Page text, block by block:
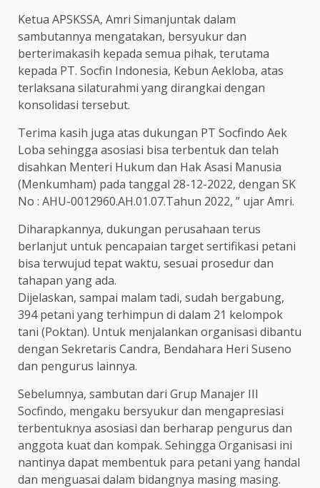
Ketua APSKSSA, Amri Simanjuntak dalam
sambutannya mengatakan, bersyukur dan
berterimakasih kepada semua pihak, terutama
kepada PT. Socfin Indonesia, Kebun Aekloba, atas
terlaksana silaturahmi yang dirangkai dengan
konsolidasi tersebut.
Terima kasih juga atas dukungan PT Socfindo Aek
Loba sehingga asosiasi bisa terbentuk dan telah
disahkan Menteri Hukum dan Hak Asasi Manusia
(Menkumham) pada tanggal 28-12-2022, dengan SK
No : AHU-0012960.AH.01.07.Tahun 2022, ” ujar Amri.
Diharapkannya, dukungan perusahaan terus
berlanjut untuk pencapaian target sertifikasi petani
bisa terwujud tepat waktu, sesuai prosedur dan
tahapan yang ada.
Dijelaskan, sampai malam tadi, sudah bergabung,
394 petani yang terhimpun di dalam 21 kelompok
tani (Poktan). Untuk menjalankan organisasi dibantu
dengan Sekretaris Candra, Bendahara Heri Suseno
dan pengurus lainnya.
Sebelumnya, sambutan dari Grup Manajer III
Socfindo, mengaku bersyukur dan mengapresiasi
terbentuknya asosiasi dan berharap pengurus dan
anggota kuat dan kompak. Sehingga Organisasi ini
nantinya dapat membentuk para petani yang handal
dan menguasai dalam bidangnya masing masing.